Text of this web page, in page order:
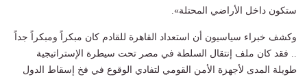
ستكون داخل الأراضي المحتلة».
وكشف خبراء سياسيون أن استعداد القاهرة للقادم كان مبكراً ومبكراً جداً
.. فقد كان ملف إنتقال السلطة في مصر تحت سيطرة الإستراتيجية
طويلة المدى لأجهزة الأمن القومي لتفادي الوقوع في فخ إسقاط الدول